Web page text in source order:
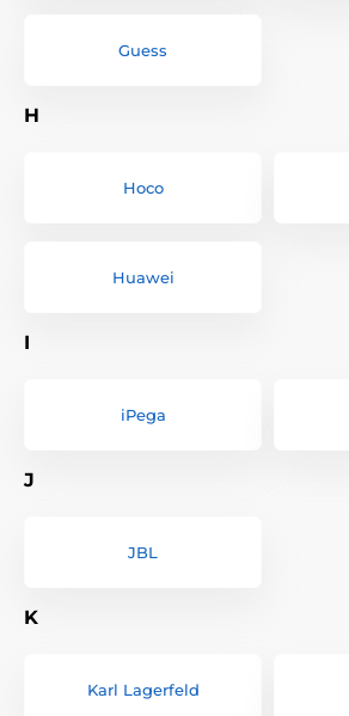
Guess
H
Hoco
Huawei
I
iPega
J
JBL
K
Karl Lagerfeld